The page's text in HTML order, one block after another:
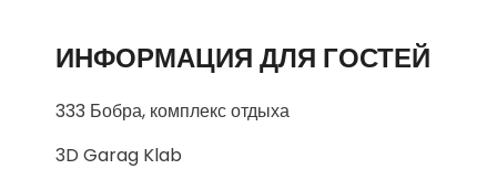
ИНФОРМАЦИЯ ДЛЯ ГОСТЕЙ
333 Бобра, комплекс отдыха
3D Garag Klab